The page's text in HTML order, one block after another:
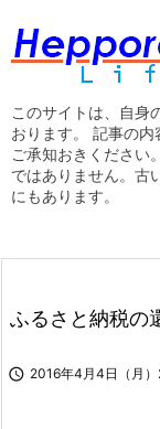
このサイトは、自身
おります。 記事の
ご承知おきください
ではありません。
にもあります。
ふるさと納税の
 2016年4月4日（月